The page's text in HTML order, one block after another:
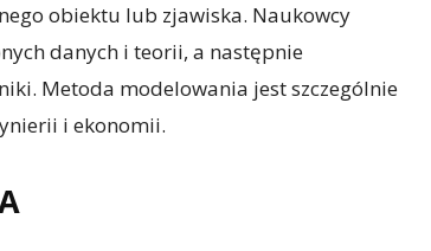
obiektu lub zjawiska. Naukowcy
danych i teorii, a następnie
Metoda modelowania jest szczególnie
i ekonomii.